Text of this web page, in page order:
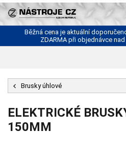
Běžná cena je aktuální
ZDARMA při objednávce nad
Brusky úhlové
ELEKTRICKÉ
150MM